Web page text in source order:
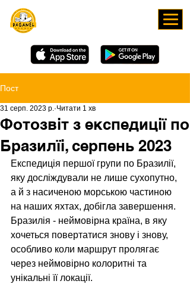
Пост
Фотозвіт з експедиції по
Бразилїі, серпень 2023
31 серп. 2023 р. Читати 1 хв
Експедиція першої групи по Бразилії,
яку досліждували не лише сухопутно,
а й з насиченою морською частиною
на наших яхтах, добігла завершення.
Бразилія - неймовірна країна, в яку
хочеться повертатися знову і знову,
особливо коли маршрут пролягає
через неймовірно колоритні та
унікальні її локації.